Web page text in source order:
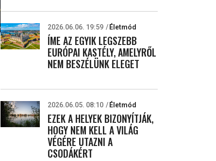
2026.06.06. 19:59 Életmód
ÍME AZ EGYIK LEGSZEBB
EURÓPAI KASTÉLY, AMELYRŐL
NEM BESZÉLÜNK ELEGET
2026.06.05. 08:10 Életmód
EZEK A HELYEK BIZONYÍTJÁK,
HOGY NEM KELL A VILÁG
VÉGÉRE UTAZNI A
CSODÁKÉRT